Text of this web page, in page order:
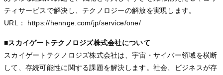
ティサービスで解決し、テクノロジーの解放を実現します。
URL： https://hennge.com/jp/service/one/
■スカイゲートテクノロジズ株式会社について
スカイゲートテクノロジズ株式会社は、宇宙・サイバー領域を横断
して、存続可能性に関する課題を解決します。社会、ビジネスが存